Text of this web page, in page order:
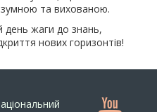
та вихованою.
день жаги до знань,
нових горизонтів!